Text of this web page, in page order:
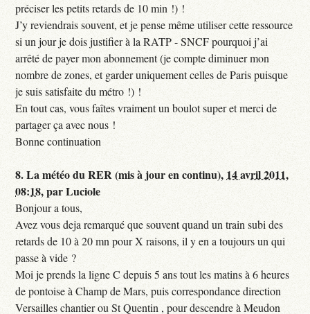
préciser les petits retards de 10 min !) !
J’y reviendrais souvent, et je pense même utiliser cette ressource
si un jour je dois justifier à la RATP - SNCF pourquoi j’ai
arrêté de payer mon abonnement (je compte diminuer mon
nombre de zones, et garder uniquement celles de Paris puisque
je suis satisfaite du métro !) !
En tout cas, vous faîtes vraiment un boulot super et merci de
partager ça avec nous !
Bonne continuation
8.La météo du RER (mis à jour en continu), 14 avril 2011,
08:18,parLuciole
Bonjour a tous,
Avez vous deja remarqué que souvent quand un train subi des
retards de 10 à 20 mn pour X raisons, il y en a toujours un qui
passe à vide ?
Moi je prends la ligne C depuis 5 ans tout les matins à 6 heures
de pontoise à Champ de Mars, puis correspondance direction
Versailles chantier ou St Quentin , pour descendre à Meudon